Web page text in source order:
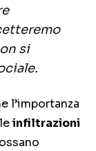
si
l’importanza
infiltrazioni